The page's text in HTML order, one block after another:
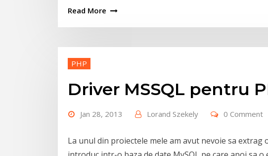
Read More
PHP
Driver MSSQL pentru
Jan 28, 2013 Lorand Szekely 0 Comment
La unul din proiectele mele am avut nevoie sa extrag